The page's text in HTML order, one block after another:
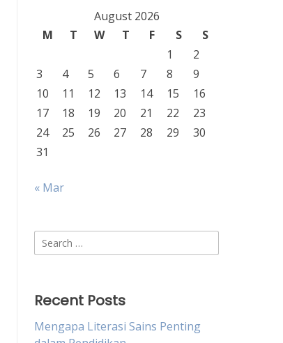
August 2026
M
T W T F S
S
1
2
3
4 5 6 7 8
9
10
11 12 13 14 15
16
17
18 19 20 21 22
23
24
25 26 27 28 29
30
31
« Mar
Search
for:
Recent Posts
Mengapa Literasi Sains Penting